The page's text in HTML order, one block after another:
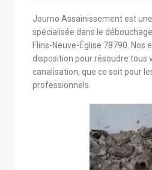
Journo Assainissement est
spécialisée dans le
Flins-Neuve-Église 78790. Nos
disposition pour résoudre tous
canalisation, que ce soit pour
professionnels.